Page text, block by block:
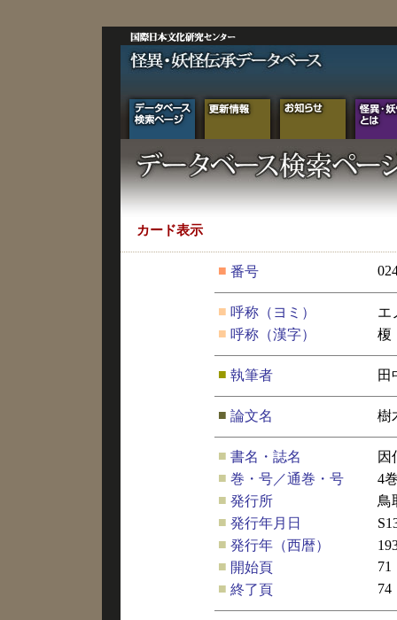
カード表示
■ 番号
■ 呼称（ヨミ）
エ
■ 呼称（漢字） 榎
■ 執筆者 田
■ 論文名 樹
■ 書名・誌名
因
■ 巻・号／通巻・号
4
■ 発行所
鳥
■ 発行年月日
■ 発行年（西暦）
■ 開始頁
71
■ 終了頁 74